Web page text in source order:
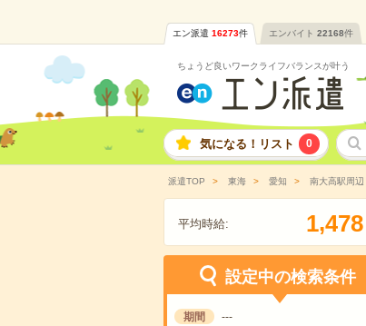
エン派遣 16273件 エンバイト 22168件
ちょうど良いワークライフバランスが叶う
気になる！リスト 0
派遣TOP 東海 愛知 南大高駅周辺
平均時給: 1,478
設定中の検索条件
期間 ---